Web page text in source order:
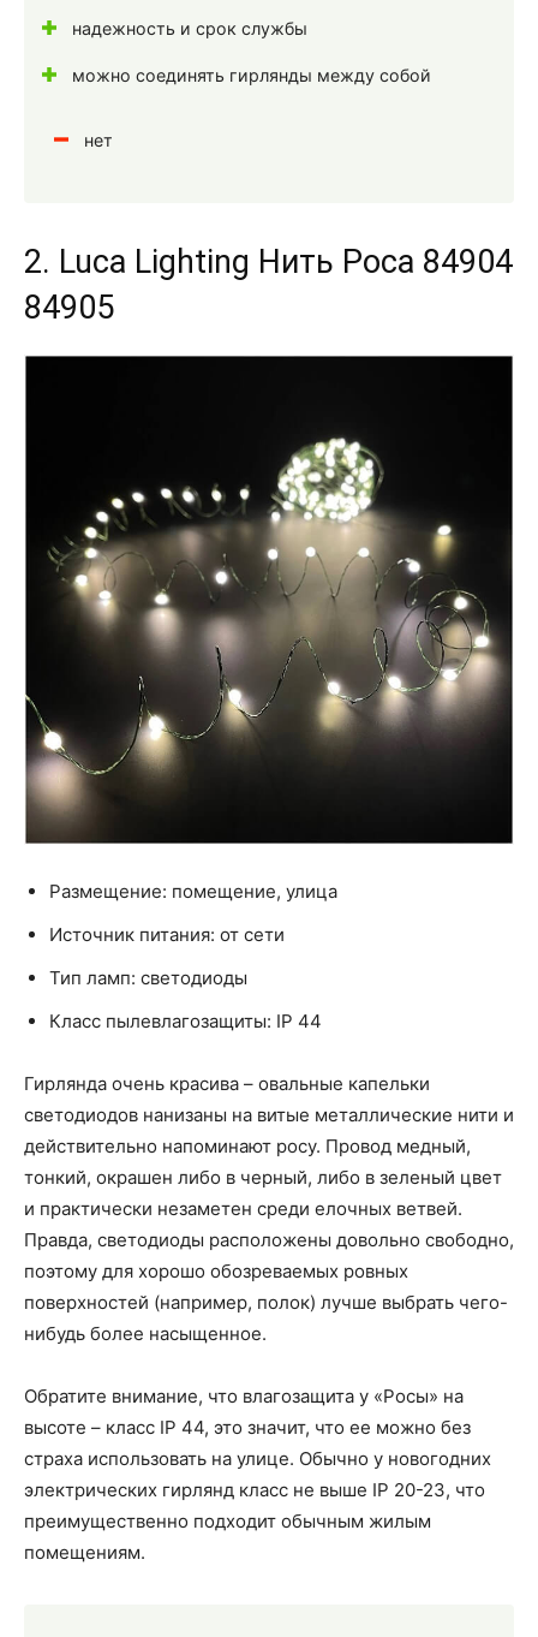
надежность и срок службы
можно соединять гирлянды между собой
нет
2. Luca Lighting Нить Роса 84904
84905
Размещение: помещение, улица
Источник питания: от сети
Тип ламп: светодиоды
Класс пылевлагозащиты: IP 44
Гирлянда очень красива – овальные капельки
светодиодов нанизаны на витые металлические нити и
действительно напоминают росу. Провод медный,
тонкий, окрашен либо в черный, либо в зеленый цвет
и практически незаметен среди елочных ветвей.
Правда, светодиоды расположены довольно свободно,
поэтому для хорошо обозреваемых ровных
поверхностей (например, полок) лучше выбрать чего-
нибудь более насыщенное.
Обратите внимание, что влагозащита у «Росы» на
высоте – класс IP 44, это значит, что ее можно без
страха использовать на улице. Обычно у новогодних
электрических гирлянд класс не выше IP 20-23, что
преимущественно подходит обычным жилым
помещениям.